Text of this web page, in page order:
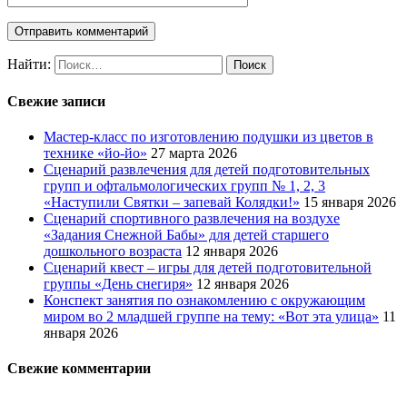
Найти:
Свежие записи
Мастер-класс по изготовлению подушки из цветов в
технике «йо-йо» 27 марта 2026
Сценарий развлечения для детей подготовительных
групп и офтальмологических групп № 1, 2, 3
«Наступили Святки – запевай Колядки!» 15 января 2026
Сценарий спортивного развлечения на воздухе
«Задания Снежной Бабы» для детей старшего
дошкольного возраста 12 января 2026
Сценарий квест – игры для детей подготовительной
группы «День снегиря» 12 января 2026
Конспект занятия по ознакомлению с окружающим
миром во 2 младшей группе на тему: «Вот эта улица» 11
января 2026
Свежие комментарии